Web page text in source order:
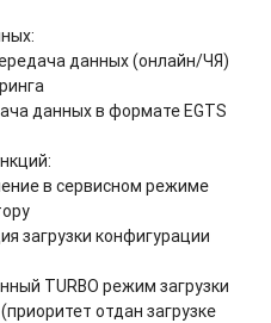
:
данных (онлайн/ЧЯ)
данных в формате EGTS
:
в сервисном режиме
загрузки конфигурации
TURBO режим загрузки
отдан загрузке